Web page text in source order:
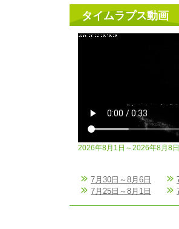
タイムラプス動画
2026年8月1日～2026年8月8日
7月30日～8月6日
7月25日～8月1日